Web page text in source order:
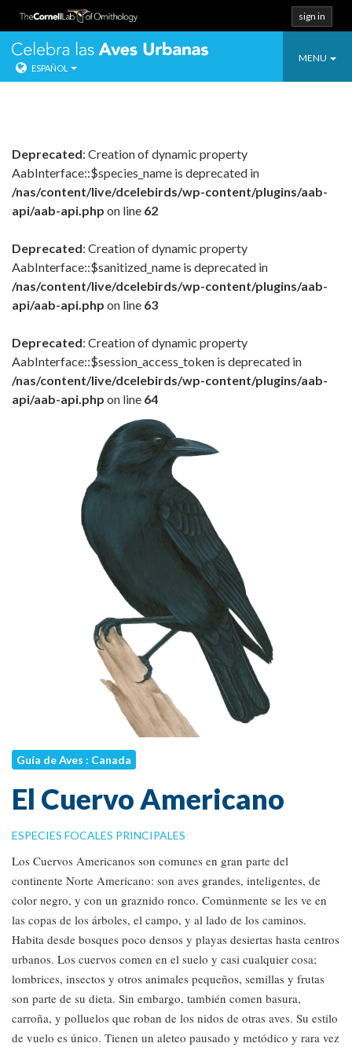
Salta
sign in
Toggle
MENU
Celebra las
ESPAÑOL
Deprecated: Creation of dynamic property
AabInterface::$species_name is deprecated in
/nas/content/live/dcelebirds/wp-content/plugins/aab-
api/aab-api.php on line 62
Deprecated: Creation of dynamic property
AabInterface::$sanitized_name is deprecated in
/nas/content/live/dcelebirds/wp-content/plugins/aab-
api/aab-api.php on line 63
Deprecated: Creation of dynamic property
AabInterface::$session_access_token is deprecated in
/nas/content/live/dcelebirds/wp-content/plugins/aab-
api/aab-api.php on line 64
Guía de Aves : Canada
El Cuervo Americano
ESPECIES FOCALES PRINCIPALES
Los Cuervos Americanos son comunes en gran parte del
continente Norte Americano: son aves grandes, inteligentes, de
color negro, y con un graznido ronco. Comúnmente se les ve en
las copas de los árboles, el campo, y al lado de los caminos.
Habita desde bosques poco densos y playas desiertas hasta centros
urbanos. Los cuervos comen en el suelo y casi cualquier cosa;
lombrices, insectos y otros animales pequeños, semillas y frutas
son parte de su dieta. Sin embargo, también comen basura,
carroña, y polluelos que roban de los nidos de otras aves. Su estilo
de vuelo es único. Tienen un aleteo pausado y metódico y rara vez